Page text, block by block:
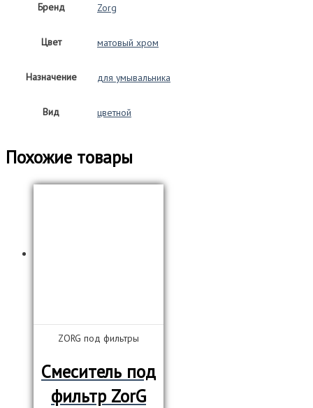
Бренд Zorg
Цвет матовый хром
Назначение для умывальника
Вид цветной
Похожие товары
ZORG под фильтры
Смеситель под
фильтр ZorG